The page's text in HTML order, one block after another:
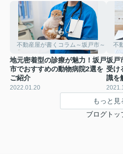
不動産屋が書くコラム～坂戸市～
地元密着型の診療が魅力！坂戸
市でおすすめの動物病院2選を
ご紹介
2022.01.20
不
坂戸
受け
識を
もっと見
ブログトッ